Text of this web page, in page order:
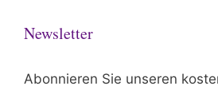
Newsletter
Abonnieren Sie unseren